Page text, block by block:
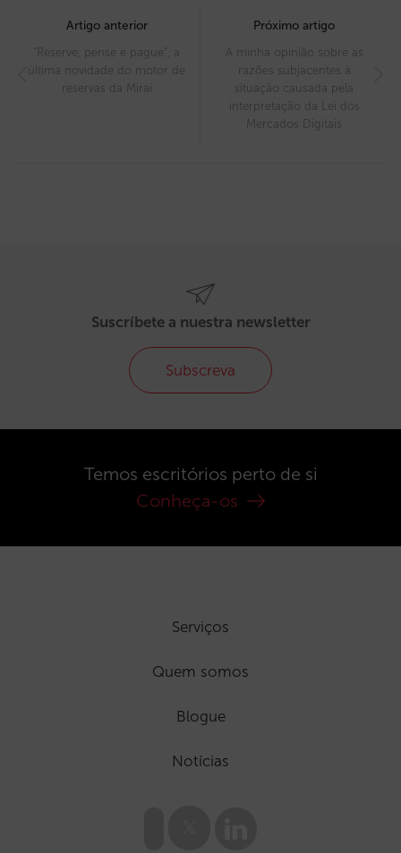
navigation
Artigo anterior
“Reserve, pense e pague”, a
última novidade do motor de
reservas da Mirai
Próximo artigo
A minha opinião sobre as
razões subjacentes à
situação causada pela
interpretação da Lei dos
Mercados Digitais
Suscríbete a nuestra newsletter
Subscreva
Temos escritórios perto de si
Conheça-os
Serviços
Quem somos
Blogue
Notícias